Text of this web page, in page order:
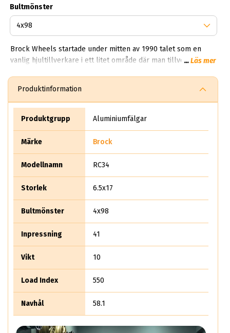
Bultmönster
Brock Wheels startade under mitten av 1990 talet som en
vanlig hjultillverkare i ett litet område där man tillverkade
850,000 brock fälgar per dag? Helt sjukt!? Första gången vi
fick veta det här vart experterna på ABS Wheels chockade.
Det säljer rent teoretiskt mer än 10 miljoner aluminiumhjul
...Läs mer
Produktinformation
Produktgrupp Aluminiumfälgar
Märke Brock
Modellnamn RC34
Storlek 6.5x17
Bultmönster 4x98
Inpressning 41
Vikt 10
Load Index 550
Navhål 58.1